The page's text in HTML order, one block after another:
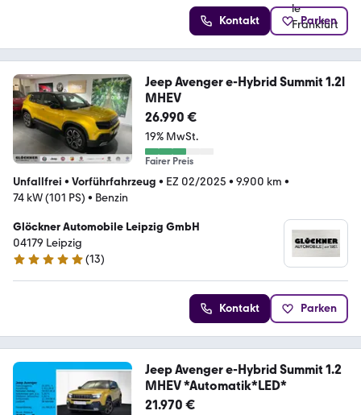
Kontakt Parken
Jeep Avenger e-Hybrid Summit 1.2l
MHEV
26.990 €
19% MwSt.
Fairer Preis
Unfallfrei • Vorführfahrzeug • EZ 02/2025 • 9.900 km •
74 kW (101 PS) • Benzin
Glöckner Automobile Leipzig GmbH
04179 Leipzig
4.8 Sterne
(13)
Kontakt Parken
Jeep Avenger e-Hybrid Summit 1.2
MHEV *Automatik*LED*
21.970 €